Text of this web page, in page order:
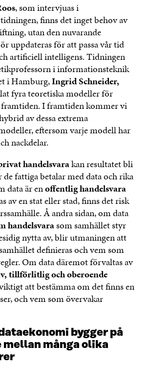
, som intervjuas i
finns det inget behov av
utan den nuvarande
uppdateras för att passa vår tid
artificiell intelligens. Tidningen
i informationsteknik
i Hamburg,Ingrid Schneider,
fyra teoretiska modeller för
I framtiden kommer vi
av dessa extrema
eftersom varje modell har
nackdelar.
handelsvarakan resultatet bli
de fattiga betalar med data och rika
data är enoffentlig handelsvara
av en stat eller stad, finns det risk
Å andra sidan, om data
handelsvarasom samhället styr
nytta av, blir utmaningen att
definieras och vem som
Om data däremot förvaltas av
tillförlitlig och oberoende
att bestämma om det finns en
och vem som övervakar
bygger på
mellan många olika